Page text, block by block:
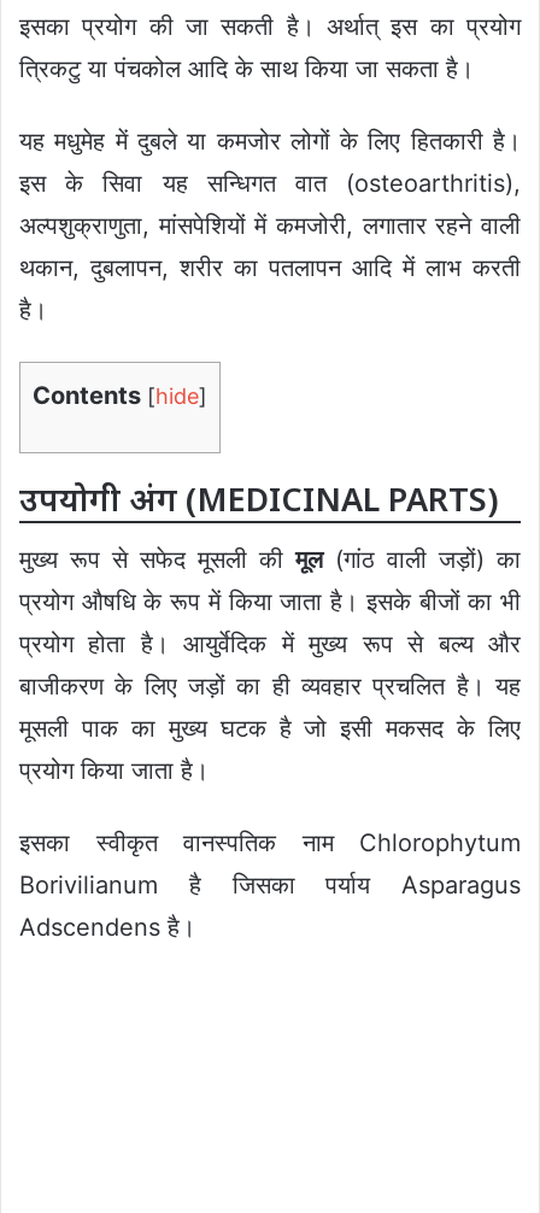
इसका प्रयोग की जा सकती है। अर्थात्‌ इस का प्रयोग
त्रिकटु या पंचकोल आदि के साथ किया जा सकता है।
यह मधुमेह में दुबले या कमजोर लोगों के लिए हितकारी है।
इस के सिवा यह सन्धिगत वात (osteoarthritis),
अल्पशुक्राणुता, मांसपेशियों में कमजोरी, लगातार रहने वाली
थकान, दुबलापन, शरीर का पतलापन आदि में लाभ करती
है।
Contents [hide]
उपयोगी अंग (MEDICINAL PARTS)
मुख्य रूप से सफेद मूसली कीमूल(गांठ वाली जड़ों) का
प्रयोग औषधि के रूप में किया जाता है। इसके बीजों का भी
प्रयोग होता है। आयुर्वेदिक में मुख्य रूप से बल्य और
बाजीकरण के लिए जड़ों का ही व्यवहार प्रचलित है। यह
मूसली पाक का मुख्य घटक है जो इसी मकसद के लिए
प्रयोग किया जाता है।
इसका स्वीकृत वानस्पतिक नाम Chlorophytum
Borivilianum है जिसका पर्याय Asparagus
Adscendens है।